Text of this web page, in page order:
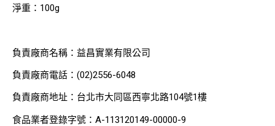
淨重：100g
負責廠商名稱：益昌實業有限公司
負責廠商電話：(02)2556-6048
負責廠商地址：台北市大同區西寧北路104號1樓
食品業者登錄字號：A-113120149-00000-9